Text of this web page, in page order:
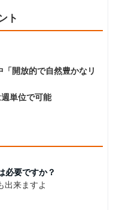
ト
開放的で自然豊かなリ
単位で可能
必要ですか？
出来ますよ